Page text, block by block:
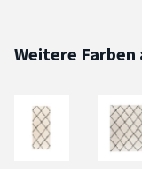
Weitere